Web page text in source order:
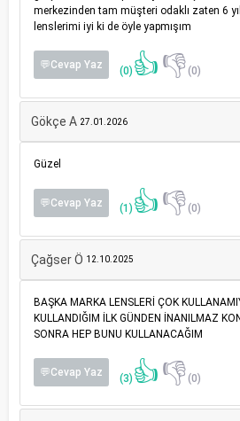
merkezinden tam müşteri odaklı zaten 6
lenslerimi iyi ki de öyle yapmışım
💬Cevap Yaz (0) 👍👎(0)
Gökçe A 27.01.2026
Güzel
💬Cevap Yaz (1) 👍👎(0)
Çağser Ö 12.10.2025
BAŞKA MARKA LENSLERİ ÇOK
KULLANDIĞIM İLK GÜNDEN İNANILMAZ
SONRA HEP BUNU KULLANACAĞIM
💬Cevap Yaz (3) 👍👎(0)